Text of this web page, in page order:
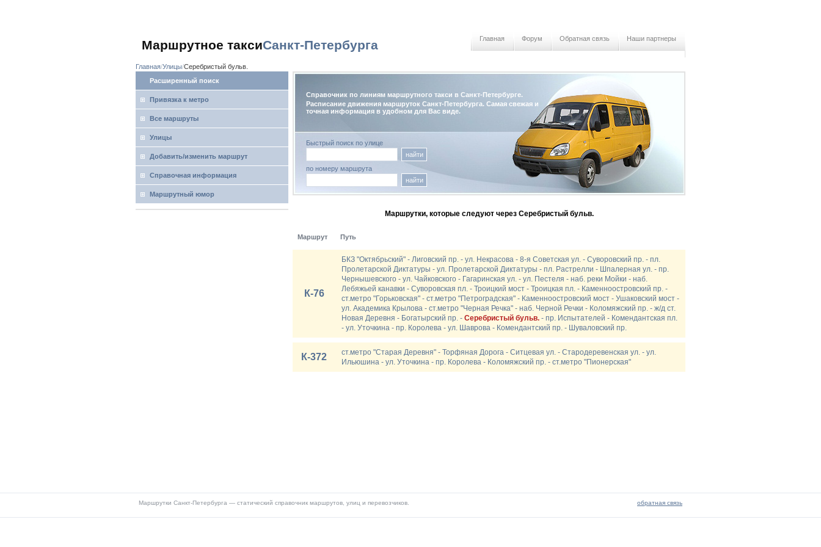
Маршрутное таксиСанкт-Петербурга Главная Форум Обратная связь Наши партнеры
Главная Улицы Серебристый бульв.
Расширенный поиск
Привязка к метро
Все маршруты
Улицы
Добавить/изменить маршрут
Справочная информация
Маршрутный юмор
Справочник по линиям маршрутного такси в Санкт-Петербурге.
Расписание движения маршруток Санкт-Петербурга. Самая свежая и
точная информация в удобном для Вас виде.
Быстрый поиск по улице
найти
по номеру маршрута
найти
Маршрутки, которые следуют через Серебристый бульв.
Маршрут Путь
К-76
БКЗ "Октябрьский" - Лиговский пр. - ул. Некрасова - 8-я Советская ул. - Суворовский пр. - пл.
Пролетарской Диктатуры - ул. Пролетарской Диктатуры - пл. Растрелли - Шпалерная ул. - пр.
Чернышевского - ул. Чайковского - Гагаринская ул. - ул. Пестеля - наб. реки Мойки - наб.
Лебяжьей канавки - Суворовская пл. - Троицкий мост - Троицкая пл. - Каменноостровский пр. -
ст.метро "Горьковская" - ст.метро "Петроградская" - Каменноостровский мост - Ушаковский мост -
ул. Академика Крылова - ст.метро "Черная Речка" - наб. Черной Речки - Коломяжский пр. - ж/д ст.
Новая Деревня - Богатырский пр. - Серебристый бульв. - пр. Испытателей - Комендантская пл.
- ул. Уточкина - пр. Королева - ул. Шаврова - Комендантский пр. - Шуваловский пр.
К-372
ст.метро "Старая Деревня" - Торфяная Дорога - Ситцевая ул. - Стародеревенская ул. - ул.
Ильюшина - ул. Уточкина - пр. Королева - Коломяжский пр. - ст.метро "Пионерская"
Маршрутки Санкт-Петербурга — статический справочник маршрутов, улиц и перевозчиков. обратная связь